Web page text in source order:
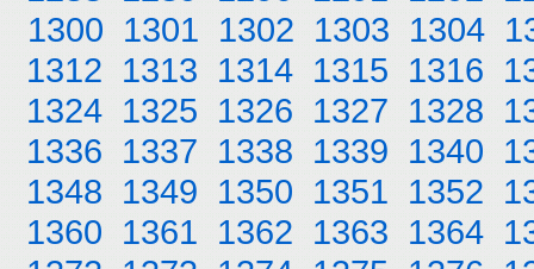
1300 1301 1302 1303 1304
1312 1313 1314 1315 1316
1324 1325 1326 1327 1328
1336 1337 1338 1339 1340
1348 1349 1350 1351 1352
1360 1361 1362 1363 1364